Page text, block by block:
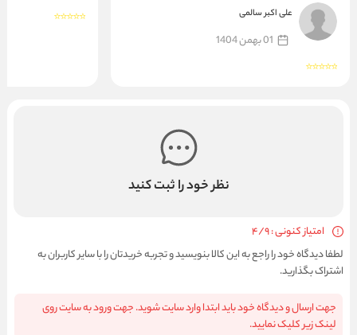
علی اکبر سالمی
01 بهمن 1404
نظر خود را ثبت کنید
امتیاز کنونی : 4/9
لطفا دیدگاه خود را راجع به این کالا بنویسید و تجربه خریدتان را با سایر کاربران به
اشتراک بگذارید.
جهت ارسال و دیدگاه خود باید ابتدا وارد سایت شوید. جهت ورود به سایت روی
لینک زیر کلیک نمایید.